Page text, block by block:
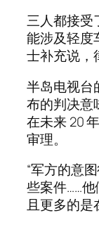
三人都接受
能涉及轻度
士补充说，
半岛电视台
布的判决意
在未来 20
审理。
“军方的意
些案件……
且更多的是